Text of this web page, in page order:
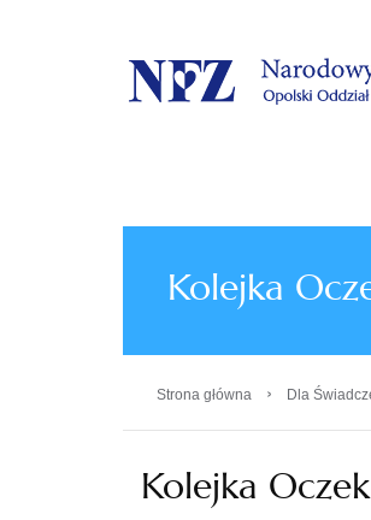
.
Kolejka
Strona główna › Dla
Kolejka